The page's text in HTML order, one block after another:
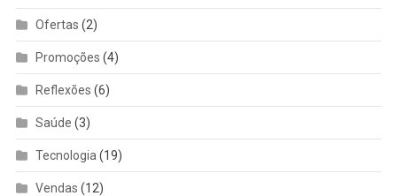
Ofertas (2)
Promoções (4)
Reflexões (6)
Saúde (3)
Tecnologia (19)
Vendas (12)